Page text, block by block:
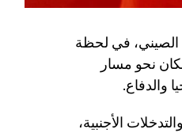
الحزب الشيوعي الصيني، في لحظة
نحو مسار
والدفاع.
والتدخلات الأجنبية،